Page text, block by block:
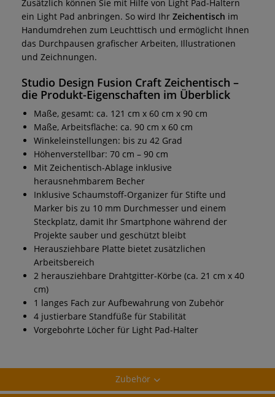
Zusätzlich können Sie mit Hilfe von Light Pad-Haltern
ein Light Pad anbringen. So wird Ihr Zeichentisch im
Handumdrehen zum Leuchttisch und ermöglicht Ihnen
das Durchpausen grafischer Arbeiten, Illustrationen
und Zeichnungen.
Studio Design Fusion Craft Zeichentisch –
die Produkt-Eigenschaften im Überblick
Maße, gesamt: ca. 121 cm x 60 cm x 90 cm
Maße, Arbeitsfläche: ca. 90 cm x 60 cm
Winkeleinstellungen: bis zu 42 Grad
Höhenverstellbar: 70 cm – 90 cm
Mit Zeichentisch-Ablage inklusive
herausnehmbarem Becher
Inklusive Schaumstoff-Organizer für Stifte und
Marker bis zu 10 mm Durchmesser und einem
Steckplatz, damit Ihr Smartphone während der
Projekte sauber und geschützt bleibt
Herausziehbare Platte bietet zusätzlichen
Arbeitsbereich
2 herausziehbare Drahtgitter-Körbe (ca. 21 cm x 40
cm)
1 langes Fach zur Aufbewahrung von Zubehör
4 justierbare Standfüße für Stabilität
Vorgebohrte Löcher für Light Pad-Halter
Zubehör